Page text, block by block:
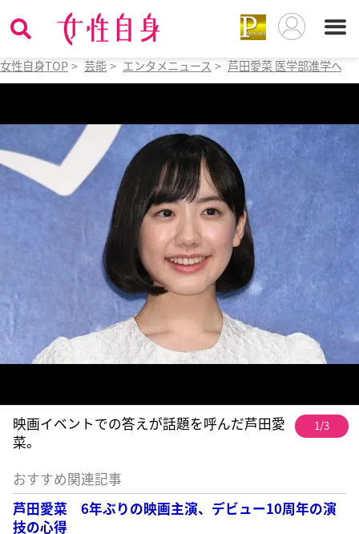
女性自身TOP > 芸能 > エンタメニュース > 芦田愛菜 医学部進学へ
映画イベントでの答えが話題を呼んだ芦田愛
菜。
1/3
おすすめ関連記事
芦田愛菜 6年ぶりの映画主演、デビュー10周年の演
技の心得